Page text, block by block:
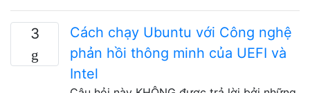
3
Cách chạy Ubuntu với Công nghệ
phản hồi thông minh của UEFI và
Intel